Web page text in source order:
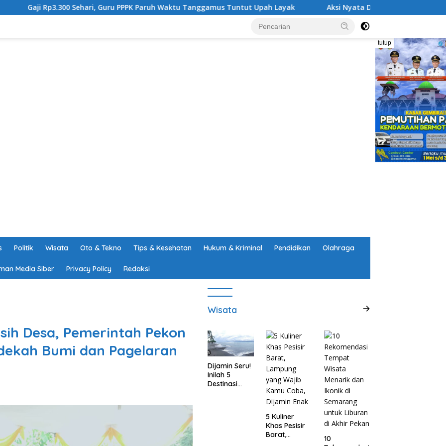
Sehari, Guru PPPK Paruh Waktu Tanggamus Tuntut Upah Layak Aksi Nyata DPD MAI Tanggamus: Edukasi Bahaya
tutup
Politik Wisata Oto & Tekno Tips & Kesehatan Hukum & Kriminal Pendidikan Olahraga
Media Siber Privacy Policy Redaksi
Desa, Pemerintah Pekon
Bumi dan Pagelaran
Wisata
Dijamin Seru!
Inilah 5
Destinasi
5 Kuliner
Khas Pesisir
Barat,
10